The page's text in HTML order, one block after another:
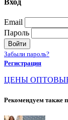
Вход
Email
Пароль
Войти
Забыли пароль?
Регистрация
ЦЕНЫ ОПТОВЫЕ!
Рекомендуем также